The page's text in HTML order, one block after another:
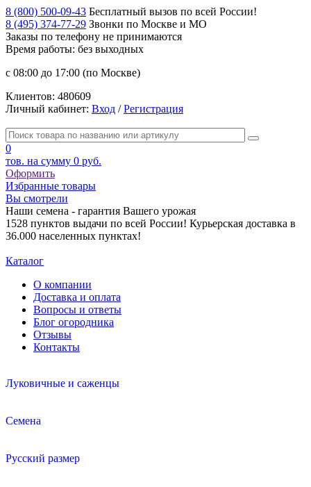
8 (800) 500-09-43 Бесплатный вызов по всей России!
8 (495) 374-77-29 Звонки по Москве и МО
Заказы по телефону не принимаются
Время работы: без выходных
с 08:00 до 17:00 (по Москве)
Клиентов: 480609
Личный кабинет: Вход /Регистрация
0
тов. на сумму 0 руб.
Оформить
Избранные товары
Вы смотрели
Наши семена - гарантия Вашего урожая
1528 пунктов выдачи по всей России! Курьерская доставка в
36.000 населенных пунктах!
Каталог
О компании
Доставка и оплата
Вопросы и ответы
Блог огородника
Отзывы
Контакты
Луковичные и саженцы
Семена
Русский размер